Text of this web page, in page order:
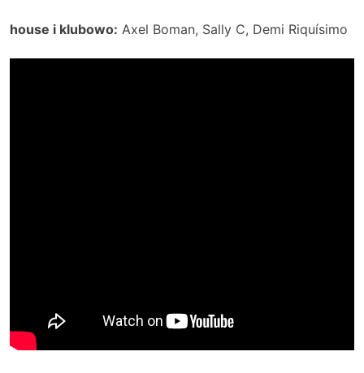
house i klubowo: Axel Boman, Sally C, Demi Riquísimo